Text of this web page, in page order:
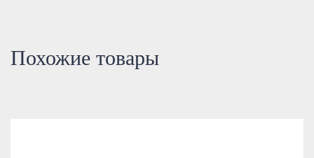
Похожие товары